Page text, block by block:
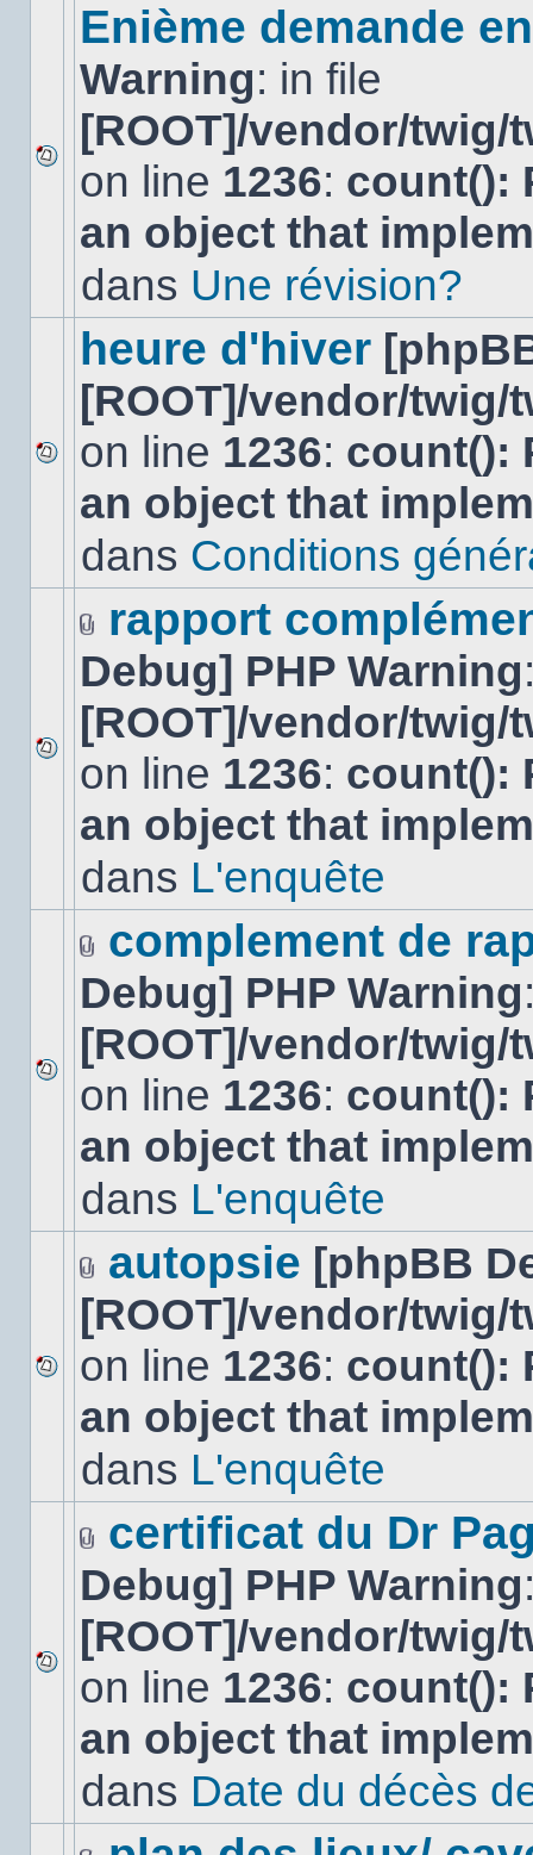
Aucun
nouveau
message
non-
dans
sujet.
Enième demande
Warning: in file
[ROOT]/vendor/
on line 1236: count():
an object that
dans Une révision?
Aucun
nouveau
message
sujet.
heure d'hiver
[ROOT]/vendor/
on line 1236: count():
an object that
dans Conditions
Aucun
nouveau
message
non-
dans
Fichier(s)
joint(s)
rapport
Debug] PHP Warning
[ROOT]/vendor/
on line 1236: count():
an object that
dans L'enquête
Aucun
nouveau
message
non-
dans
joint(s)
complement de
Debug] PHP Warning
[ROOT]/vendor/
on line 1236: count():
an object that
dans L'enquête
Aucun
nouveau
message
sujet.
joint(s)
autopsie [phpBB
[ROOT]/vendor/
on line 1236: count():
an object that
dans L'enquête
Aucun
nouveau
message
non-
dans
joint(s)
certificat du Dr
Debug] PHP Warning
[ROOT]/vendor/
on line 1236: count():
an object that
dans Date du décès